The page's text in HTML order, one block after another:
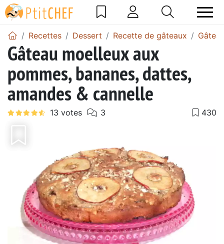
Recettes Dessert Recette de gâteaux
Gâteau moelleux aux
pommes, bananes, dattes,
amandes & cannelle